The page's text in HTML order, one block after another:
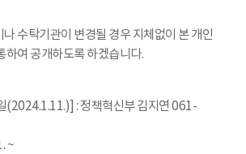
수탁기관이 변경될 경우 지체없이 본 개인
하여 공개하도록 하겠습니다.
(2024.1.11.)] : 정책혁신부 김지연 061-
~